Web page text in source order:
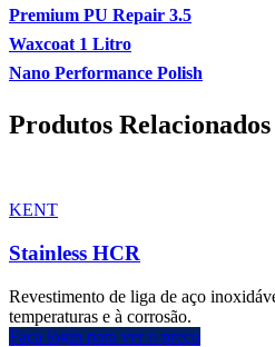
Premium PU Repair 3.5
Waxcoat 1 Litro
Nano Performance Polish
Produtos Relacionados
KENT
Stainless HCR
Revestimento de liga de aço
temperaturas e à corrosão.
Faça login para ver o preço